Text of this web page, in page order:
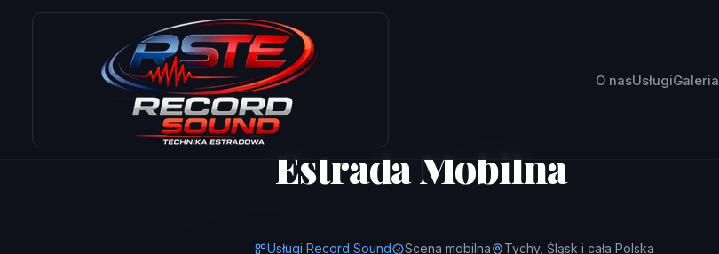
O nasUsługiGaleria
Estrada Mobilna
Usługi Record Sound Scena mobilna Tychy, Śląsk i cała Polska